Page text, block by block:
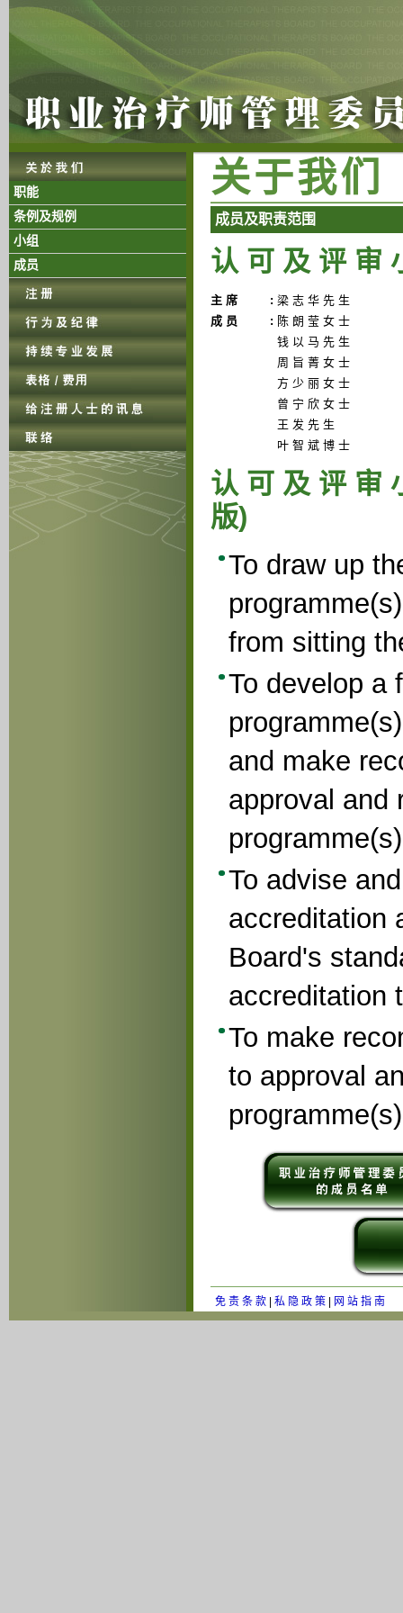
职能
条例及规例
小组
成员
关 于 我 们
成 员 及 职 责 范 围
认 可 及 评 审
主 席 : 梁 志 华 先 生
成 员
: 陈 朗 莹 女 士
钱 以 马 先 生
周 旨 菁 女 士
方 少 丽 女 士
曾 宁 欣 女 士
王 发 先 生
叶 智 斌 博 士
认 可 及 评 审
版)
To draw up
from sitting
To develop a
and make
approval and
To advise
accreditation
Board's
accreditation
To make
to approval
免 责 条 款| 私 隐 政 策| 网 站 指 南